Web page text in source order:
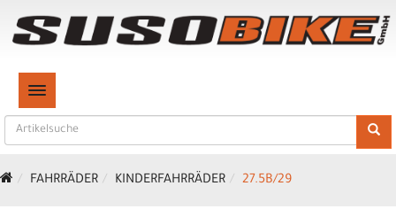
TOGGLE NAVIGATION
FAHRRÄDER KINDERFAHRRÄDER 27.5B/29